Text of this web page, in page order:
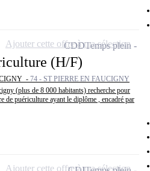
(H/F)
- 74 - ST PIERRE EN FAUCIGNY
(plus de 8 000 habitants) recherche pour
de puériculture ayant le diplôme , encadré par
CDDTemps plein
Ajouter cette offre à ma sélection
Ajouter cette offre à ma sélection